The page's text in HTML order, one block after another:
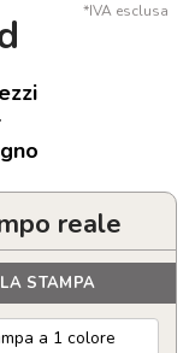
*IVA esclusa
reale
STAMPA
a 1 colore